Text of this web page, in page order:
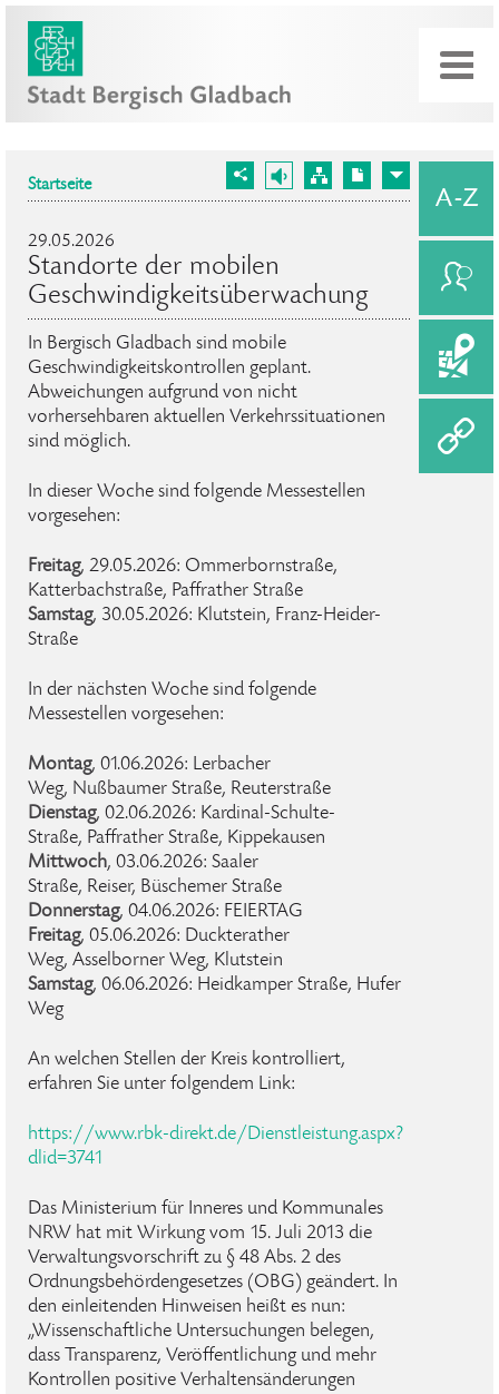
Startseite
29.05.2026
Standorte der mobilen
Geschwindigkeitsüberwachung
In Bergisch Gladbach sind mobile
Geschwindigkeitskontrollen geplant.
Abweichungen aufgrund von nicht
vorhersehbaren aktuellen Verkehrssituationen
sind möglich.
In dieser Woche sind folgende Messestellen
vorgesehen:
Freitag, 29.05.2026: Ommerbornstraße,
Katterbachstraße, Paffrather Straße
Samstag, 30.05.2026: Klutstein, Franz-Heider-
Straße
In der nächsten Woche sind folgende
Messestellen vorgesehen:
Montag, 01.06.2026: Lerbacher
Weg, Nußbaumer Straße, Reuterstraße
Dienstag, 02.06.2026: Kardinal-Schulte-
Straße, Paffrather Straße, Kippekausen
Mittwoch, 03.06.2026: Saaler
Straße, Reiser, Büschemer Straße
Donnerstag, 04.06.2026: FEIERTAG
Freitag, 05.06.2026: Duckterather
Weg, Asselborner Weg, Klutstein
Samstag, 06.06.2026: Heidkamper Straße, Hufer
Weg
An welchen Stellen der Kreis kontrolliert,
erfahren Sie unter folgendem Link:
https://www.rbk-direkt.de/Dienstleistung.aspx?
dlid=3741
Das Ministerium für Inneres und Kommunales
NRW hat mit Wirkung vom 15. Juli 2013 die
Verwaltungsvorschrift zu § 48 Abs. 2 des
Ordnungsbehördengesetzes (OBG) geändert. In
den einleitenden Hinweisen heißt es nun:
„Wissenschaftliche Untersuchungen belegen,
dass Transparenz, Veröffentlichung und mehr
Kontrollen positive Verhaltensänderungen